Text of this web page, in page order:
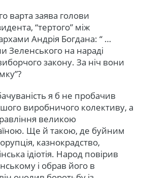
варта заява голови
“тертого” між
Андрія Богдана: “ …
Зеленського на нараді
закону. За ніч вони
я б не пробачив
виробничого колективу, а
великою
Ще й такою, де буйним
казнокрадство,
ідіотія. Народ повірив
і обрав його в